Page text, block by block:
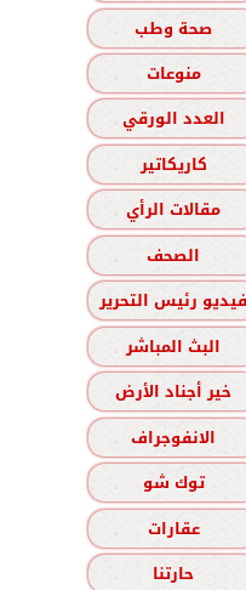
صحة وطب
منوعات
العدد الورقي
كاريكاتير
مقالات الرأي
الصحف
فيديو رئيس التحرير
البث المباشر
خير أجناد الأرض
الانفوجراف
توك شو
عقارات
حارتنا